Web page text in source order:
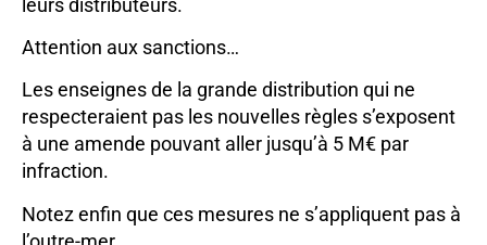
Attention aux sanctions…
Les enseignes de la grande distribution qui ne
respecteraient pas les nouvelles règles s’exposent
à une amende pouvant aller jusqu’à 5 M€ par
infraction.
Notez enfin que ces mesures ne s’appliquent pas à